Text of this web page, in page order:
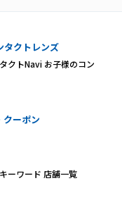
タクトレンズ
クトNavi お子様のコン
クーポン
ーワード 店舗一覧